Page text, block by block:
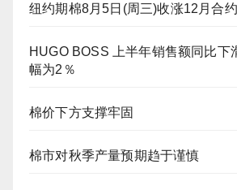
纽约期棉8月5日(周三)收涨12月合
HUGO BOSS 上半年销售额同比下
幅为2％
棉价下方支撑牢固
棉市对秋季产量预期趋于谨慎